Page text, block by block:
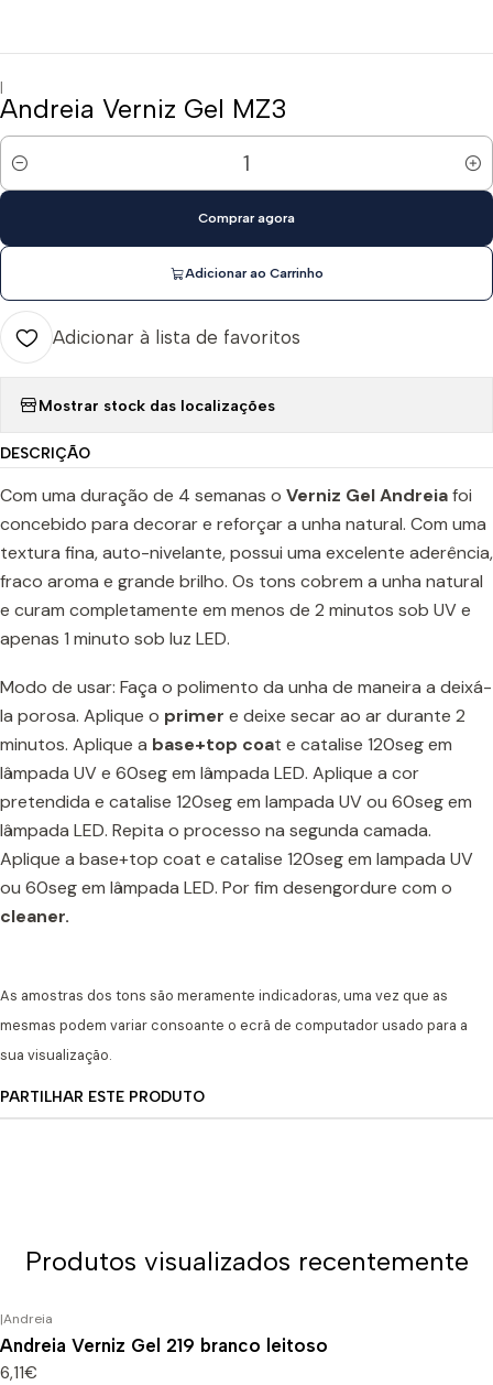
|
Andreia Verniz Gel MZ3
Quantidade
Adicionar ao Carrinho
Comprar agora
Adicionar à lista de favoritos
Mostrar stock das localizações
DESCRIÇÃO
Com uma duração de 4 semanas o Verniz Gel Andreiafoi
concebido para decorar e reforçar a unha natural. Com uma
textura fina, auto-nivelante, possui uma excelente aderência,
fraco aroma e grande brilho. Os tons cobrem a unha natural
e curam completamente em menos de 2 minutos sob UV e
apenas 1 minuto sob luz LED.
Modo de usar: Faça o polimento da unha de maneira a deixá-
la porosa. Aplique o primer e deixe secar ao ar durante 2
minutos. Aplique a base+top coat e catalise 120seg em
lâmpada UV e 60seg em lâmpada LED. Aplique a cor
pretendida e catalise 120seg em lampada UV ou 60seg em
lâmpada LED. Repita o processo na segunda camada.
Aplique a base+top coat e catalise 120seg em lampada UV
ou 60seg em lâmpada LED. Por fim desengordure com o
cleaner.
As amostras dos tons são meramente indicadoras, uma vez que as
mesmas podem variar consoante o ecrã de computador usado para a
sua visualização.
PARTILHAR ESTE PRODUTO
Produtos visualizados recentemente
|Andreia
Andreia Verniz Gel 219 branco leitoso
6,11€